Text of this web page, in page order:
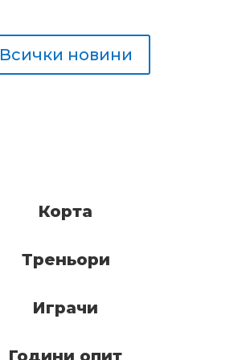
Всички новини
Корта
Треньори
Играчи
Години опит